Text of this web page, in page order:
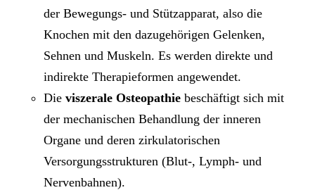
der Bewegungs- und Stützapparat, also die
Knochen mit den dazugehörigen Gelenken,
Sehnen und Muskeln. Es werden direkte und
indirekte Therapieformen angewendet.
Die viszerale Osteopathiebeschäftigt sich mit
der mechanischen Behandlung der inneren
Organe und deren zirkulatorischen
Versorgungsstrukturen (Blut-, Lymph- und
Nervenbahnen).